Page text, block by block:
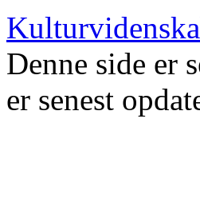
Denne side er
er senest